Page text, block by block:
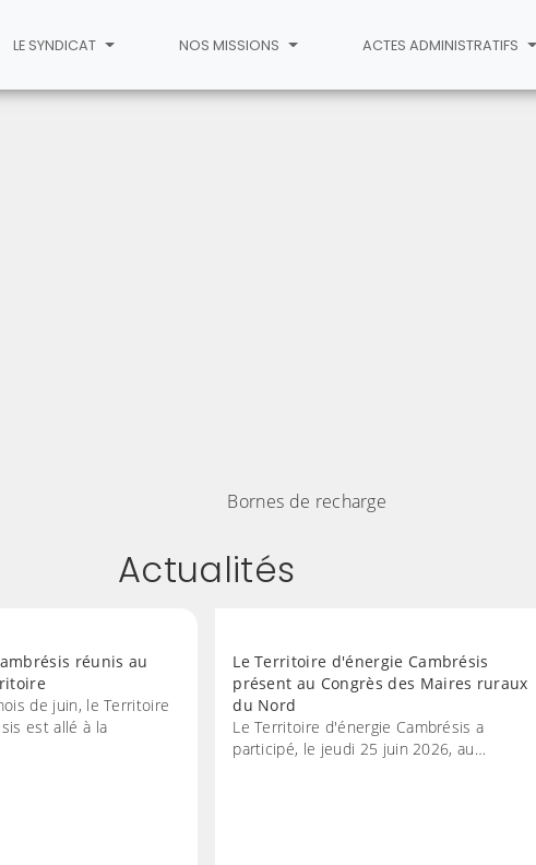
LE SYNDICAT NOS MISSIONS ACTES ADMINISTRATIFS
Bornes de recharge
Actualités
réunis au
de juin, le Territoire
est allé à la
Le Territoire d'énergie Cambrésis
présent au Congrès des Maires ruraux
du Nord
Le Territoire d'énergie Cambrésis a
participé, le jeudi 25 juin 2026, au…